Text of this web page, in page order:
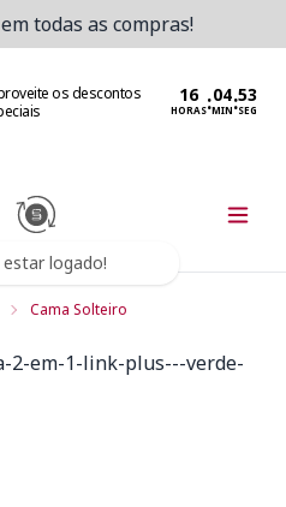
todas as compras!
os descontos
HORAS:MIN:SEG
logado!
Cama Solteiro